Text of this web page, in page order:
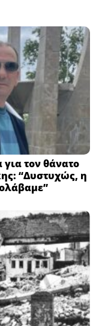
τον θάνατο
“Δυστυχώς, η